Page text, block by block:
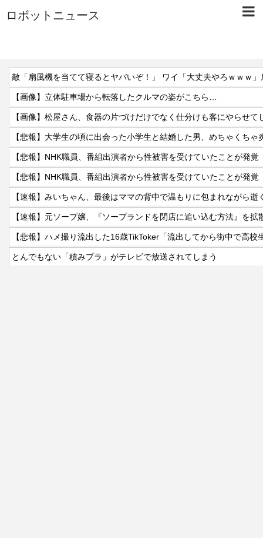
ロボットニュース
敵「扇風機を当てて寝るとヤバいぞ！」 ワイ「大丈夫やろｗｗｗ
【画像】立体駐車場から転落したクルマの姿がこちら…
【画像】松屋さん、食器の片づけだけでなく仕分けも客にやらせて
【悲報】NHK職員、番組出演者から性被害を受けていたことが発覚
【悲報】NHK職員、番組出演者から性被害を受けていたことが発覚
【速報】みいちゃん、最後はママの背中で温もりに包まれながら
【速報】元ソープ嬢、『ソープランドを閉店に追い込む方法』を
【悲報】ハメ撮り流出した16歳TikToker「流出してから街中で高校
とんでもない「積みプラ」がテレビで放送されてしまう